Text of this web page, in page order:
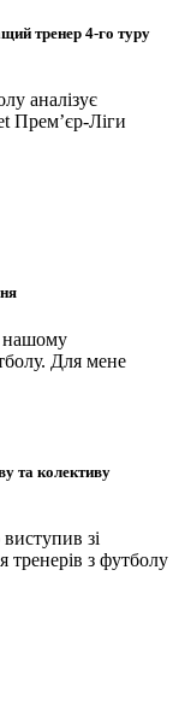
тренер 4-го туру
аналізує
Прем’єр-Ліги
нашому
Для мене
та колективу
зі
тренерів з футболу